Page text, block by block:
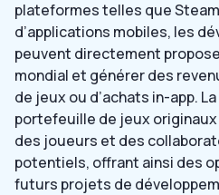
plateformes telles que
d’applications mobiles, les
peuvent directement
mondial et générer des
de jeux ou d’achats in-app.
portefeuille de jeux
des joueurs et des
potentiels, offrant ainsi des
futurs projets de